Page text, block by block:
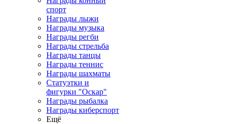
спорт
Награды лыжи
Награды музыка
Награды регби
Награды стрельба
Награды танцы
Награды теннис
Награды шахматы
Статуэтки и
фигурки "Оскар"
Награды рыбалка
Награды киберспорт
Ещё